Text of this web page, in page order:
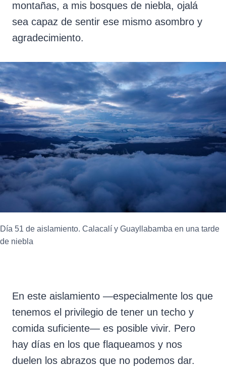
montañas, a mis bosques de niebla, ojalá
sea capaz de sentir ese mismo asombro y
agradecimiento.
Día 51 de aislamiento. Calacalí y Guayllabamba en una tarde
de niebla
En este aislamiento —especialmente los que
tenemos el privilegio de tener un techo y
comida suficiente— es posible vivir. Pero
hay días en los que flaqueamos y nos
duelen los abrazos que no podemos dar.